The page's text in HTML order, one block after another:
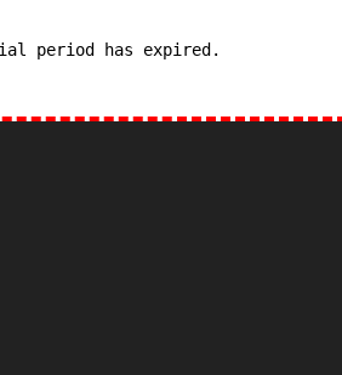
period has expired.